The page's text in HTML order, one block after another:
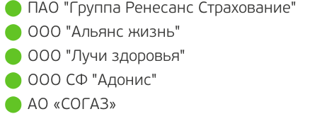
ПАО "Группа Ренесанс Страхование"
ООО "Альянс жизнь"
ООО "Лучи здоровья"
ООО СФ "Адонис"
АО «СОГАЗ»